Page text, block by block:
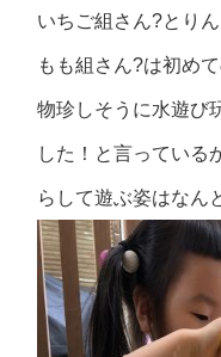
いちご組さん?とり
もも組さん?は初め
物珍しそうに水遊び
した！と言っている
らして遊ぶ姿はなん